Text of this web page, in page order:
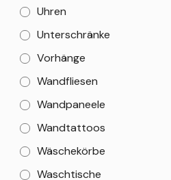
Uhren
Unterschränke
Vorhänge
Wandfliesen
Wandpaneele
Wandtattoos
Wäschekörbe
Waschtische